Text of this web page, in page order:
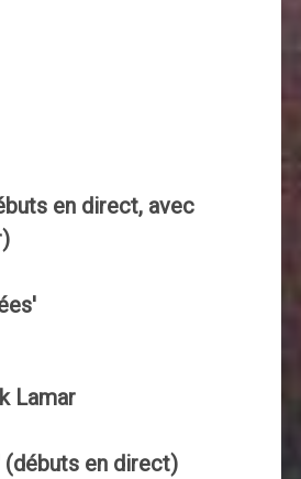
en direct, avec
Lamar
en direct)